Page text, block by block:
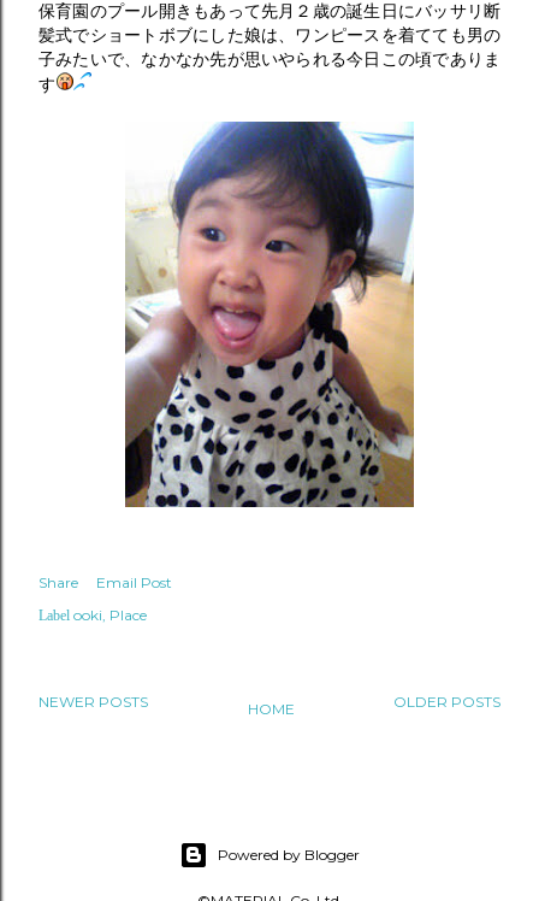
保育園のプール開きもあって先月２歳の誕生日にバッサリ断
髪式でショートボブにした娘は、ワンピースを着てても男の
子みたいで、なかなか先が思いやられる今日この頃でありま
す
Share Email Post
Label ooki Place
NEWER POSTS OLDER POSTS
HOME
Powered by Blogger